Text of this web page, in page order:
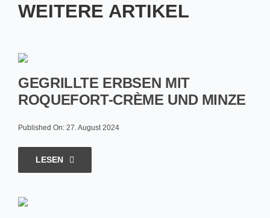
WEITERE ARTIKEL
GEGRILLTE ERBSEN MIT
ROQUEFORT-CRÈME UND MINZE
Published On: 27. August 2024
LESEN